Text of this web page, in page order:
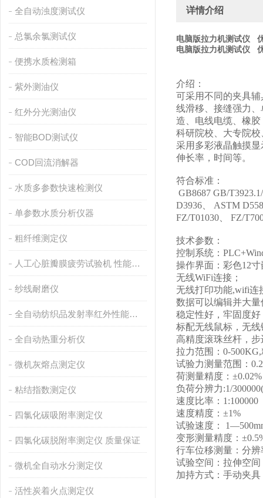
全自动浊度测试仪
总氯余氯测试仪
便携水质检测箱
紫外测油仪
红外分光测油仪
智能BOD测试仪
COD回流消解器
水质多参数快速检测仪
单参数水质分析仪器
粗纤维测定仪
人工心脏瓣膜疲劳试验机 性能稳定
纱线耐磨仪
全自动纺织品发射率红外性能分析
全自动热重分析仪
微机灰熔点测定仪
粘结指数测定仪
四氯化碳吸附率测定仪
四氯化碳脱附率测定仪 质量保证
微机全自动水分测定仪
活性炭着火点测定仪
详情介绍
电脑版拉力机测试仪
电脑版拉力机测试仪
介绍：
可采用不同的夹具
线滑移、接缝强力
造、电线电缆、橡胶
科研院校、大专院
采用多彩液晶触摸显
伸长率，时间等。
符合标准：
GB8687 GB/
D3936
ASTM
FZ/T01030
FZ/
技术参数：
控制系统：
操作界面：彩色12寸
无线WiFi连接；
无线打印功能,wifi连
数据可以编辑并大量
稳定性好，牢固度好
标配无线鼠标，无线
高精度滚珠丝杆，
拉力范围： 0-500KG,
试验力测量范围：
荷测量精度： ±0.02%
负荷分辨力:1/300000(
速度比率： 1:100000
速度精度： ±1%
试验速度：
1—
变形测量精度： ±
行车位移测量：分辨
试验空间：拉伸空间
加持方式：手动夹具